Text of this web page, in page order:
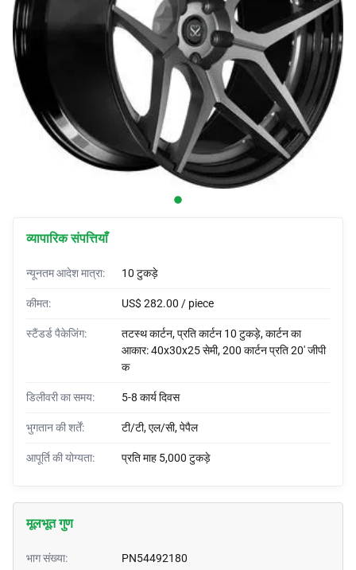
कस्टम हॉर्न
कार रैप्स
व्यापारिक संपत्तियाँ
न्यूनतम आदेश मात्रा: 10 टुकड़े
कीमत: US$ 282.00 / piece
स्टैंडर्ड पैकेजिंग:
तटस्थ कार्टन, प्रति कार्टन 10 टुकड़े, कार्टन का
आकार: 40x30x25 सेमी, 200 कार्टन प्रति 20' जीपी
क
डिलीवरी का समय: 5-8 कार्य दिवस
भुगतान की शर्तें: टी/टी, एल/सी, पेपैल
आपूर्ति की योग्यता: प्रति माह 5,000 टुकड़े
मूलभूत गुण
भाग संख्या: PN54492180